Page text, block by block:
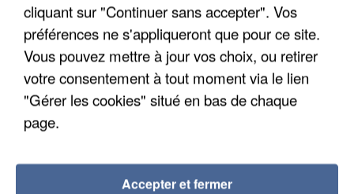
cliquant sur "Continuer sans accepter". Vos
préférences ne s'appliqueront que pour ce site.
Vous pouvez mettre à jour vos choix, ou retirer
votre consentement à tout moment via le lien
"Gérer les cookies" situé en bas de chaque
page.
Accepter et fermer